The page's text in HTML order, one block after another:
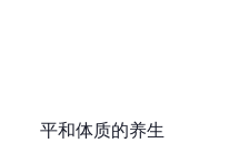
平和体质的养生